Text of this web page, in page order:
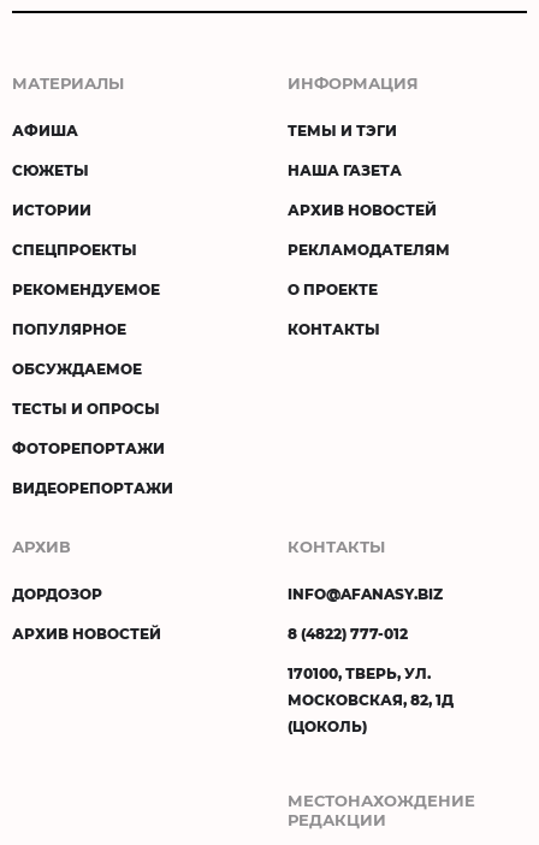
МАТЕРИАЛЫ
АФИША
СЮЖЕТЫ
ИСТОРИИ
СПЕЦПРОЕКТЫ
РЕКОМЕНДУЕМОЕ
ПОПУЛЯРНОЕ
ОБСУЖДАЕМОЕ
ТЕСТЫ И ОПРОСЫ
ФОТОРЕПОРТАЖИ
ВИДЕОРЕПОРТАЖИ
ИНФОРМАЦИЯ
ТЕМЫ И ТЭГИ
НАША ГАЗЕТА
АРХИВ НОВОСТЕЙ
РЕКЛАМОДАТЕЛЯМ
О ПРОЕКТЕ
КОНТАКТЫ
АРХИВ
ДОРДОЗОР
АРХИВ НОВОСТЕЙ
КОНТАКТЫ
INFO@AFANASY.BIZ
8 (4822) 777-012
170100, ТВЕРЬ, УЛ.
МОСКОВСКАЯ, 82, 1Д
(ЦОКОЛЬ)
МЕСТОНАХОЖДЕНИЕ
РЕДАКЦИИ